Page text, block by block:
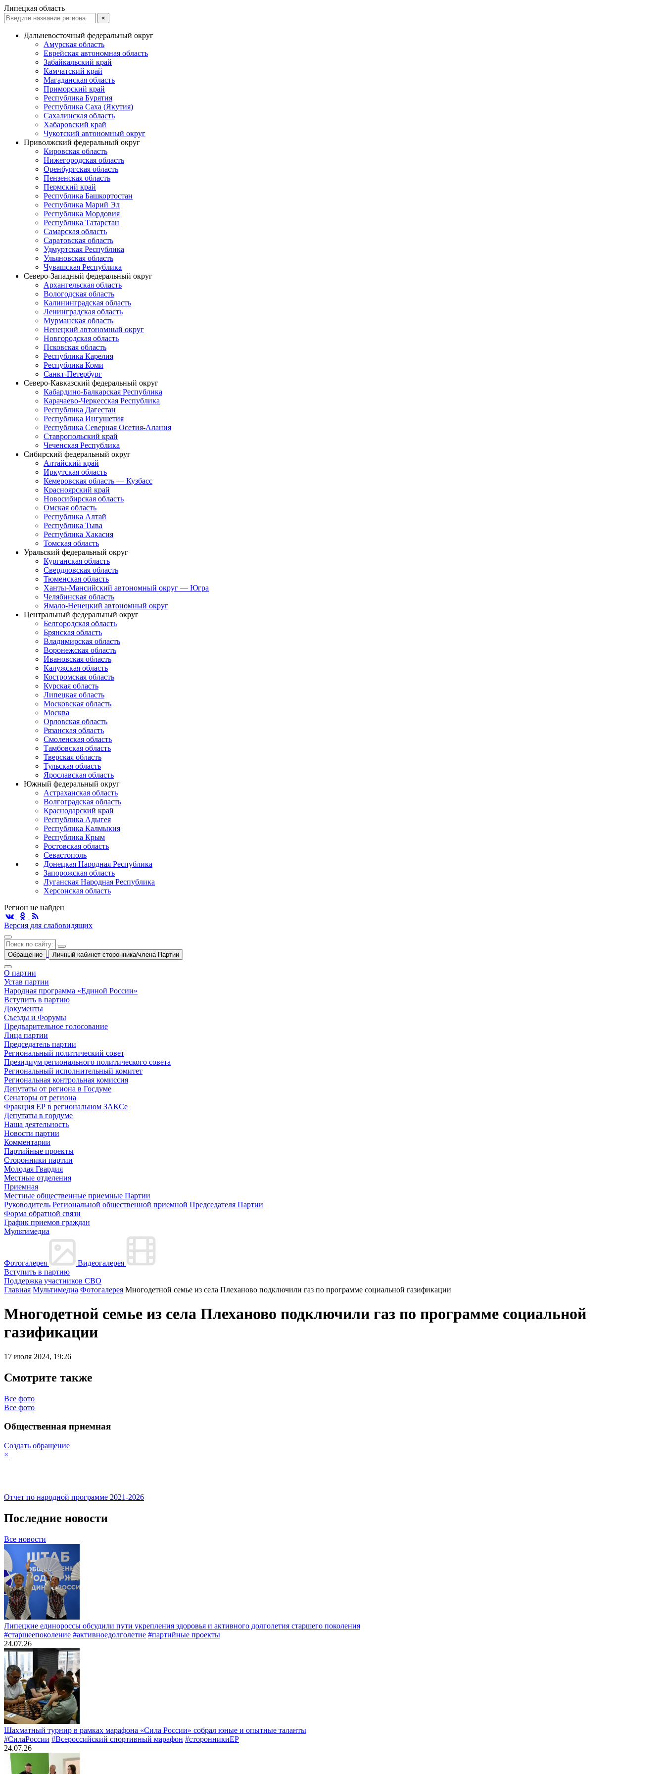
Липецкая область
×
Дальневосточный федеральный округ
Амурская область
Еврейская автономная область
Забайкальский край
Камчатский край
Магаданская область
Приморский край
Республика Бурятия
Республика Саха (Якутия)
Сахалинская область
Хабаровский край
Чукотский автономный округ
Приволжский федеральный округ
Кировская область
Нижегородская область
Оренбургская область
Пензенская область
Пермский край
Республика Башкортостан
Республика Марий Эл
Республика Мордовия
Республика Татарстан
Самарская область
Саратовская область
Удмуртская Республика
Ульяновская область
Чувашская Республика
Северо-Западный федеральный округ
Архангельская область
Вологодская область
Калининградская область
Ленинградская область
Мурманская область
Ненецкий автономный округ
Новгородская область
Псковская область
Республика Карелия
Республика Коми
Санкт-Петербург
Северо-Кавказский федеральный округ
Кабардино-Балкарская Республика
Карачаево-Черкесская Республика
Республика Дагестан
Республика Ингушетия
Республика Северная Осетия-Алания
Ставропольский край
Чеченская Республика
Сибирский федеральный округ
Алтайский край
Иркутская область
Кемеровская область — Кузбасс
Красноярский край
Новосибирская область
Омская область
Республика Алтай
Республика Тыва
Республика Хакасия
Томская область
Уральский федеральный округ
Курганская область
Свердловская область
Тюменская область
Ханты-Мансийский автономный округ — Югра
Челябинская область
Ямало-Ненецкий автономный округ
Центральный федеральный округ
Белгородская область
Брянская область
Владимирская область
Воронежская область
Ивановская область
Калужская область
Костромская область
Курская область
Липецкая область
Московская область
Москва
Орловская область
Рязанская область
Смоленская область
Тамбовская область
Тверская область
Тульская область
Ярославская область
Южный федеральный округ
Астраханская область
Волгоградская область
Краснодарский край
Республика Адыгея
Республика Калмыкия
Республика Крым
Ростовская область
Севастополь
Донецкая Народная Республика
Запорожская область
Луганская Народная Республика
Херсонская область
Регион не найден
Версия для слабовидящих
Обращение Личный кабинет сторонника/члена Партии
О партии
Устав партии
Народная программа «Единой России»
Вступить в партию
Документы
Съезды и Форумы
Предварительное голосование
Лица партии
Председатель партии
Региональный политический совет
Президиум регионального политического совета
Региональный исполнительный комитет
Региональная контрольная комиссия
Депутаты от региона в Госдуме
Сенаторы от региона
Фракция ЕР в региональном ЗАКСе
Депутаты в гордуме
Наша деятельность
Новости партии
Комментарии
Партийные проекты
Сторонники партии
Молодая Гвардия
Местные отделения
Приемная
Местные общественные приемные Партии
Руководитель Региональной общественной приемной Председателя Партии
Форма обратной связи
График приемов граждан
Мультимедиа
Фотогалерея
Видеогалерея
Вступить в партию
Поддержка участников СВО
Главная Мультимедиа Фотогалерея Многодетной семье из села Плеханово подключили газ по программе социальной газификации
Многодетной семье из села Плеханово подключили газ по программе социальной
газификации
17 июля 2024, 19:26
Смотрите также
Все фото
Все фото
Общественная приемная
Создать обращение
×
Отчет по народной программе 2021-2026
Последние новости
Все новости
Липецкие единороссы обсудили пути укрепления здоровья и активного долголетия старшего поколения
#старшеепоколение #активноедолголетие #партийные проекты
24.07.26
Шахматный турнир в рамках марафона «Сила России» собрал юные и опытные таланты
#СилаРоссии #Всероссийский спортивный марафон #сторонникиЕР
24.07.26